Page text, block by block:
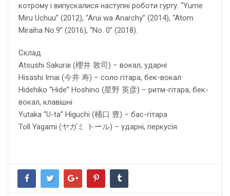
котрому і випускалися наступні роботи гурту: “Yume
Miru Uchuu” (2012), “Arui wa Anarchy” (2014), “Atom
Miraiha No.9” (2016), “No. 0” (2018).
Склад
Atsushi Sakurai (櫻井 敦司) – вокал, ударні
Hisashi Imai (今井 寿) – соло гітара, бек-вокал
Hidehiko “Hide” Hoshino (星野 英彦) – ритм-гітара, бек-
вокал, клавішні
Yutaka “U-ta” Higuchi (桶口 豊) – бас-гітара
Toll Yagami (ヤガミ トール) – ударні, перкусія